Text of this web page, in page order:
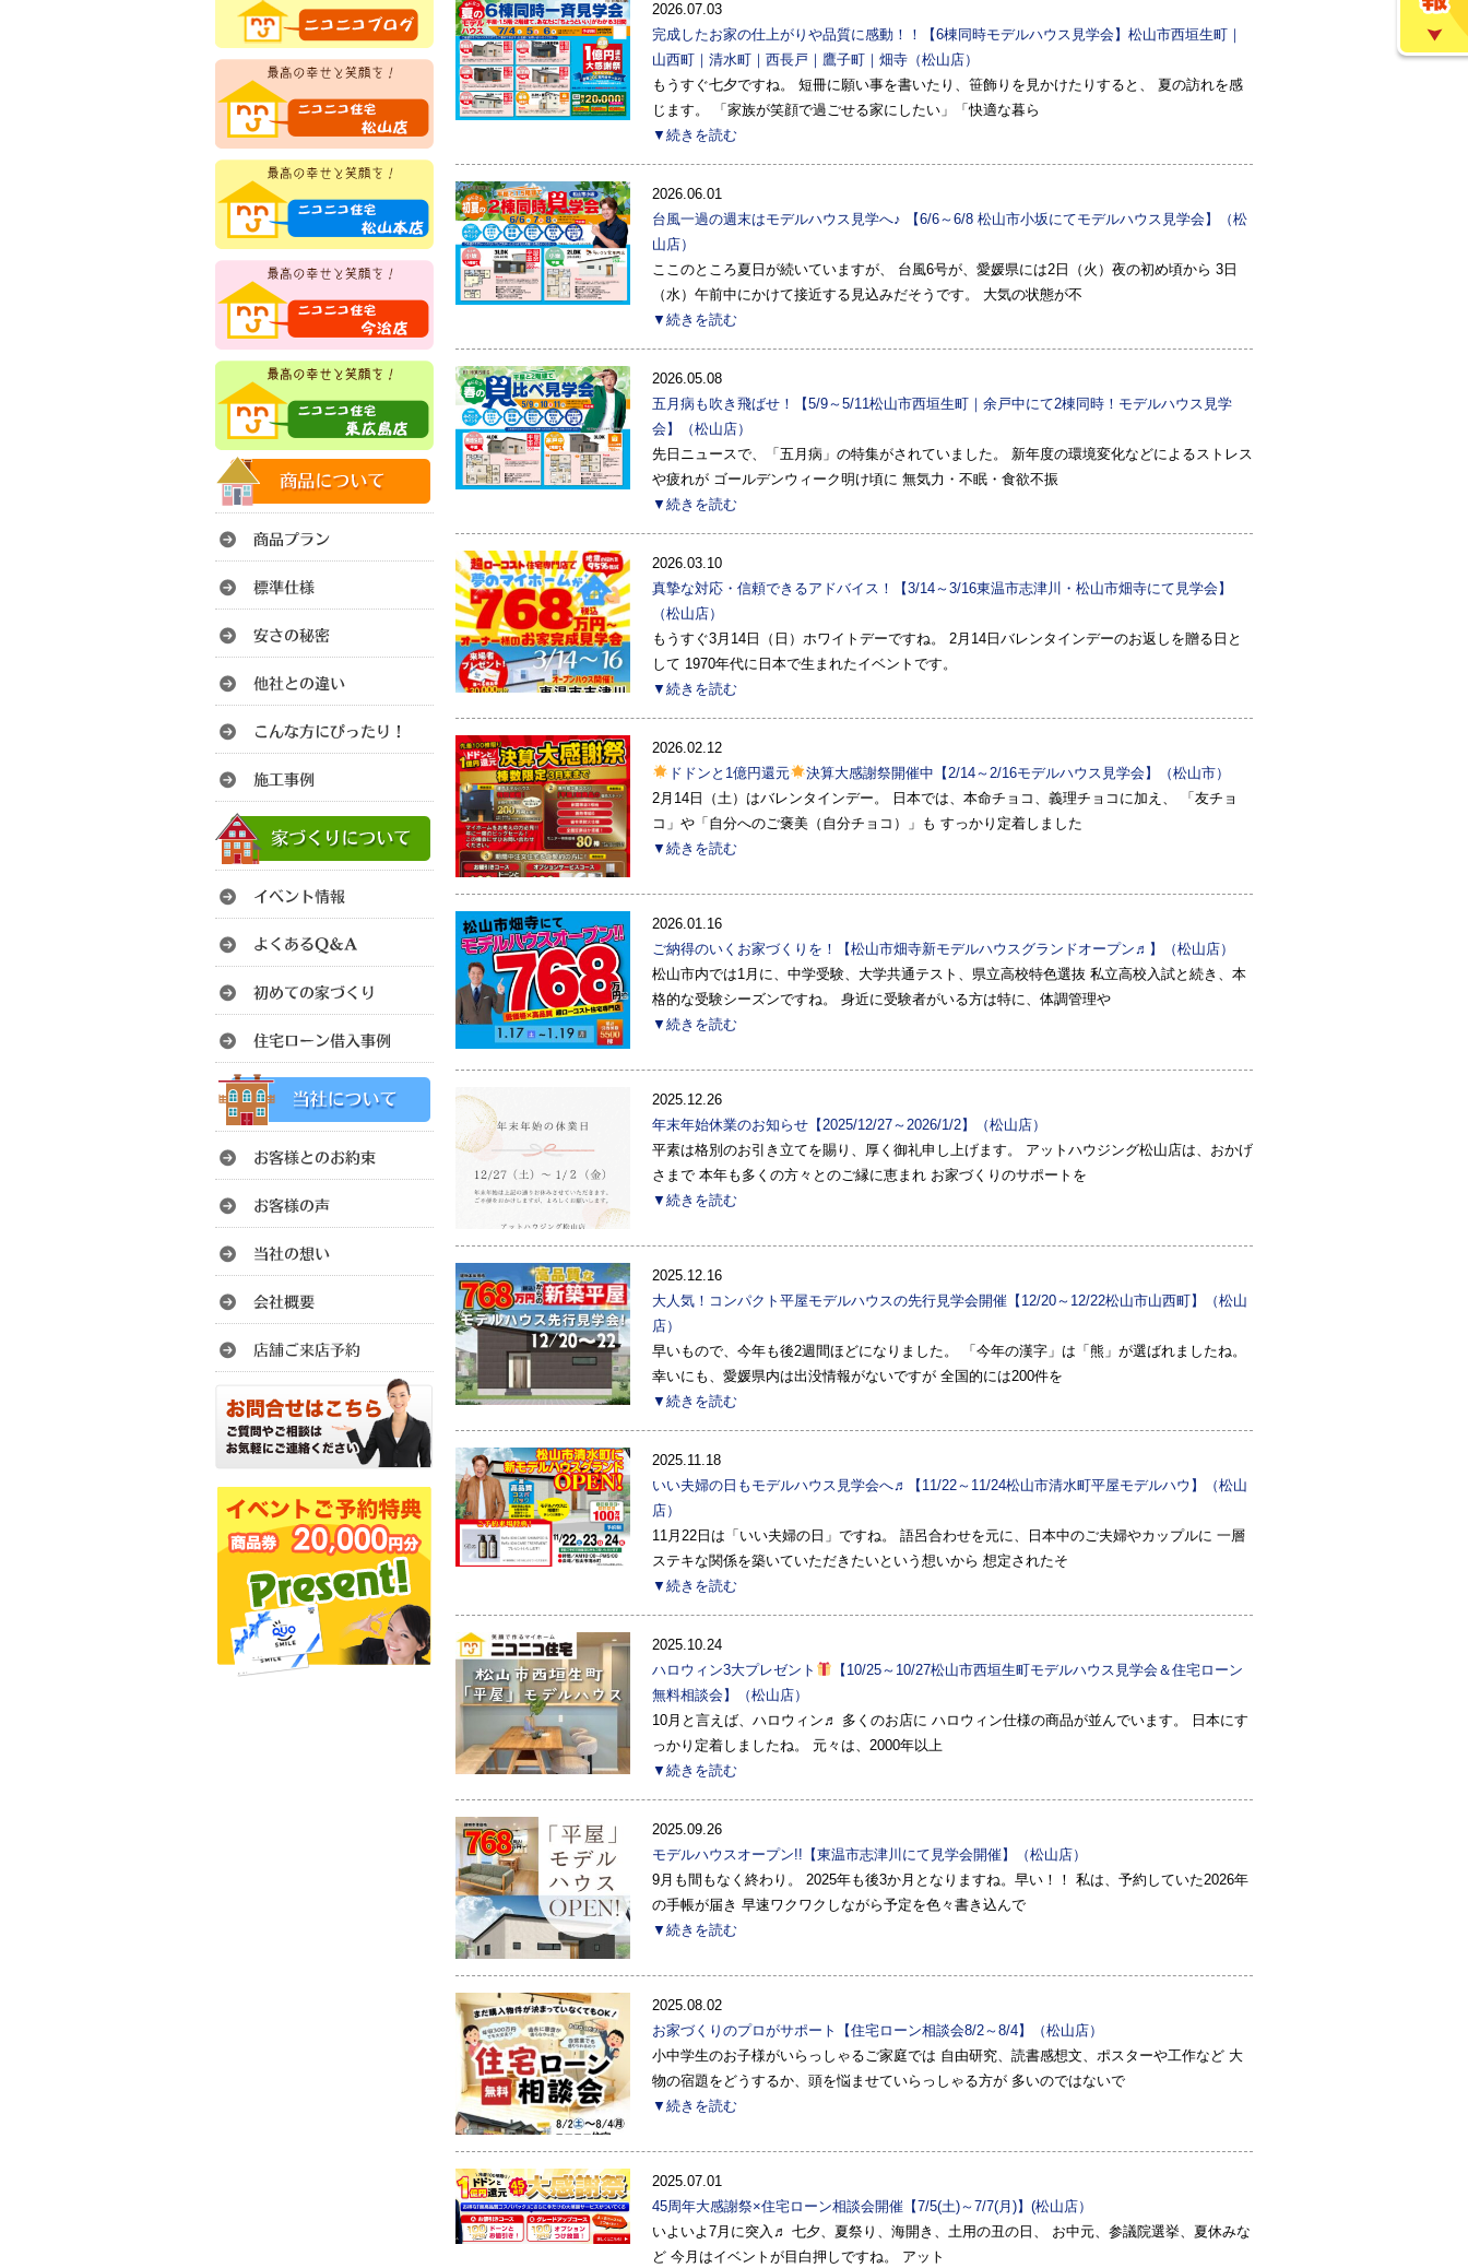
2026.07.03
完成したお家の仕上がりや品質に感動！！【6棟同時モデルハウス見学会】松山市西垣生町｜
山西町｜清水町｜西長戸｜鷹子町｜畑寺（松山店）
もうすぐ七夕ですね。 短冊に願い事を書いたり、笹飾りを見かけたりすると、 夏の訪れを感
じます。 「家族が笑顔で過ごせる家にしたい」「快適な暮ら
▼続きを読む
2026.06.01
台風一過の週末はモデルハウス見学へ♪ 【6/6～6/8 松山市小坂にてモデルハウス見学会】（松
山店）
ここのところ夏日が続いていますが、 台風6号が、愛媛県には2日（火）夜の初め頃から 3日
（水）午前中にかけて接近する見込みだそうです。 大気の状態が不
▼続きを読む
2026.05.08
五月病も吹き飛ばせ！【5/9～5/11松山市西垣生町｜余戸中にて2棟同時！モデルハウス見学
会】（松山店）
先日ニュースで、「五月病」の特集がされていました。 新年度の環境変化などによるストレス
や疲れが ゴールデンウィーク明け頃に 無気力・不眠・食欲不振
▼続きを読む
2026.03.10
真摯な対応・信頼できるアドバイス！【3/14～3/16東温市志津川・松山市畑寺にて見学会】
（松山店）
もうすぐ3月14日（日）ホワイトデーですね。 2月14日バレンタインデーのお返しを贈る日と
して 1970年代に日本で生まれたイベントです。
▼続きを読む
2026.02.12
ドドンと1億円還元
決算大感謝祭開催中【2/14～2/16モデルハウス見学会】（松山市）
2月14日（土）はバレンタインデー。 日本では、本命チョコ、義理チョコに加え、 「友チョ
コ」や「自分へのご褒美（自分チョコ）」も すっかり定着しました
▼続きを読む
2026.01.16
ご納得のいくお家づくりを！【松山市畑寺新モデルハウスグランドオープン♬】（松山店）
松山市内では1月に、中学受験、大学共通テスト、県立高校特色選抜 私立高校入試と続き、本
格的な受験シーズンですね。 身近に受験者がいる方は特に、体調管理や
▼続きを読む
2025.12.26
年末年始休業のお知らせ【2025/12/27～2026/1/2】（松山店）
平素は格別のお引き立てを賜り、厚く御礼申し上げます。 アットハウジング松山店は、おかげ
さまで 本年も多くの方々とのご縁に恵まれ お家づくりのサポートを
▼続きを読む
2025.12.16
大人気！コンパクト平屋モデルハウスの先行見学会開催【12/20～12/22松山市山西町】（松山
店）
早いもので、今年も後2週間ほどになりました。 「今年の漢字」は「熊」が選ばれましたね。
幸いにも、愛媛県内は出没情報がないですが 全国的には200件を
▼続きを読む
2025.11.18
いい夫婦の日もモデルハウス見学会へ♬【11/22～11/24松山市清水町平屋モデルハウ】（松山
店）
11月22日は「いい夫婦の日」ですね。 語呂合わせを元に、日本中のご夫婦やカップルに 一層
ステキな関係を築いていただきたいという想いから 想定されたそ
▼続きを読む
2025.10.24
ハロウィン3大プレゼント
【10/25～10/27松山市西垣生町モデルハウス見学会＆住宅ローン
無料相談会】（松山店）
10月と言えば、ハロウィン♬ 多くのお店に ハロウィン仕様の商品が並んでいます。 日本にす
っかり定着しましたね。 元々は、2000年以上
▼続きを読む
2025.09.26
モデルハウスオープン!!【東温市志津川にて見学会開催】（松山店）
9月も間もなく終わり。 2025年も後3か月となりますね。早い！！ 私は、予約していた2026年
の手帳が届き 早速ワクワクしながら予定を色々書き込んで
▼続きを読む
2025.08.02
お家づくりのプロがサポート【住宅ローン相談会8/2～8/4】（松山店）
小中学生のお子様がいらっしゃるご家庭では 自由研究、読書感想文、ポスターや工作など 大
物の宿題をどうするか、頭を悩ませていらっしゃる方が 多いのではないで
▼続きを読む
2025.07.01
45周年大感謝祭×住宅ローン相談会開催【7/5(土)～7/7(月)】(松山店）
いよいよ7月に突入♬ 七夕、夏祭り、海開き、土用の丑の日、 お中元、参議院選挙、夏休みな
ど 今月はイベントが目白押しですね。 アット